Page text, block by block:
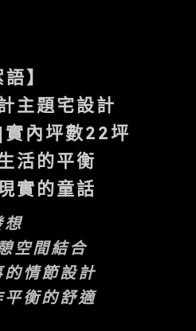
】
主題宅設計
內坪數22坪
活的平衡
實的童話
想
空間結合
情節設計
衡的舒適